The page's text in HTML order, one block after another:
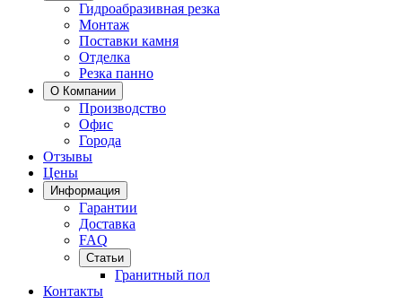
Гидроабразивная резка
Монтаж
Поставки камня
Отделка
Резка панно
О Компании
Производство
Офис
Города
Отзывы
Цены
Информация
Гарантии
Доставка
FAQ
Статьи
Гранитный пол
Контакты